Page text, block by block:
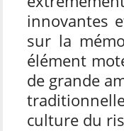
innovantes
sur la
élément
de grande
culture du